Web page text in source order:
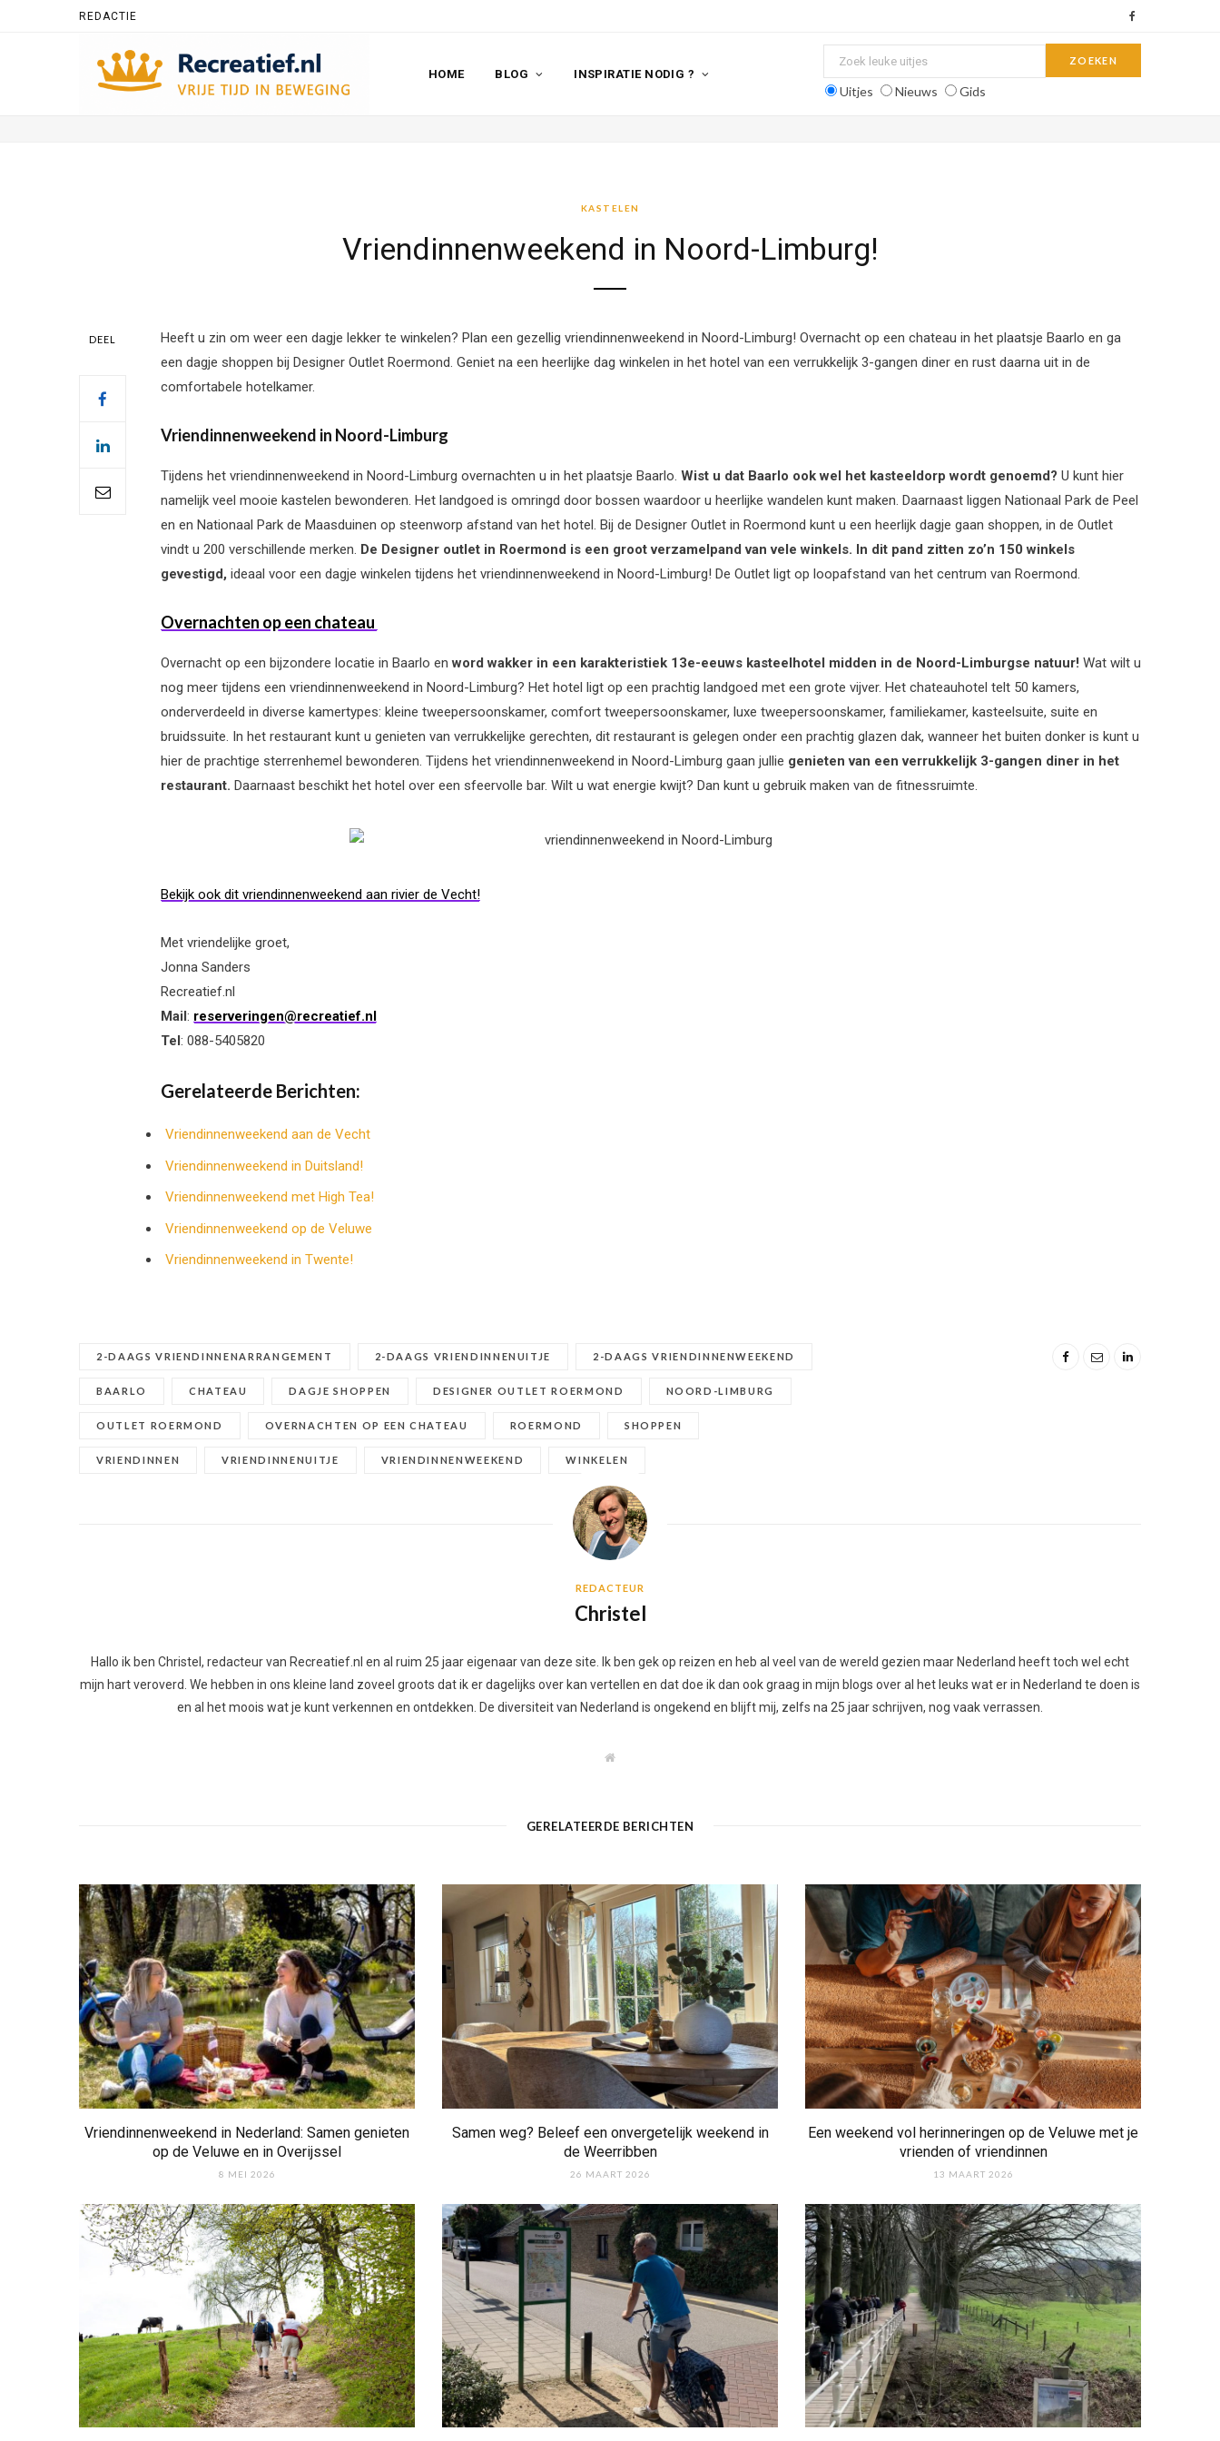
REDACTIE
c
HOME BLOG INSPIRATIE NODIG ?
Uitjes Nieuws Gids
KASTELEN
Vriendinnenweekend in Noord-Limburg!
DEEL
Heeft u zin om weer een dagje lekker te winkelen? Plan een gezellig vriendinnenweekend in Noord-Limburg! Overnacht op een chateau in het plaatsje Baarlo en ga
een dagje shoppen bij Designer Outlet Roermond. Geniet na een heerlijke dag winkelen in het hotel van een verrukkelijk 3-gangen diner en rust daarna uit in de
comfortabele hotelkamer.
Vriendinnenweekend in Noord-Limburg
Tijdens het vriendinnenweekend in Noord-Limburg overnachten u in het plaatsje Baarlo. Wist u dat Baarlo ook wel het kasteeldorp wordt genoemd? U kunt hier
namelijk veel mooie kastelen bewonderen. Het landgoed is omringd door bossen waardoor u heerlijke wandelen kunt maken. Daarnaast liggen Nationaal Park de Peel
en en Nationaal Park de Maasduinen op steenworp afstand van het hotel. Bij de Designer Outlet in Roermond kunt u een heerlijk dagje gaan shoppen, in de Outlet
vindt u 200 verschillende merken. De Designer outlet in Roermond is een groot verzamelpand van vele winkels. In dit pand zitten zo’n 150 winkels
gevestigd, ideaal voor een dagje winkelen tijdens het vriendinnenweekend in Noord-Limburg! De Outlet ligt op loopafstand van het centrum van Roermond.
Overnachten op een chateau
Overnacht op een bijzondere locatie in Baarlo en word wakker in een karakteristiek 13e-eeuws kasteelhotel midden in de Noord-Limburgse natuur! Wat wilt u
nog meer tijdens een vriendinnenweekend in Noord-Limburg? Het hotel ligt op een prachtig landgoed met een grote vijver. Het chateauhotel telt 50 kamers,
onderverdeeld in diverse kamertypes: kleine tweepersoonskamer, comfort tweepersoonskamer, luxe tweepersoonskamer, familiekamer, kasteelsuite, suite en
bruidssuite. In het restaurant kunt u genieten van verrukkelijke gerechten, dit restaurant is gelegen onder een prachtig glazen dak, wanneer het buiten donker is kunt u
hier de prachtige sterrenhemel bewonderen. Tijdens het vriendinnenweekend in Noord-Limburg gaan jullie genieten van een verrukkelijk 3-gangen diner in het
restaurant. Daarnaast beschikt het hotel over een sfeervolle bar. Wilt u wat energie kwijt? Dan kunt u gebruik maken van de fitnessruimte.
Bekijk ook dit vriendinnenweekend aan rivier de Vecht!
Met vriendelijke groet,
Jonna Sanders
Recreatief.nl
Mail : reserveringen@recreatief.nl
Tel : 088-5405820
Gerelateerde Berichten:
Vriendinnenweekend aan de Vecht
Vriendinnenweekend in Duitsland!
Vriendinnenweekend met High Tea!
Vriendinnenweekend op de Veluwe
Vriendinnenweekend in Twente!
2-DAAGS VRIENDINNENARRANGEMENT 2-DAAGS VRIENDINNENUITJE 2-DAAGS VRIENDINNENWEEKEND
BAARLO CHATEAU DAGJE SHOPPEN DESIGNER OUTLET ROERMOND NOORD-LIMBURG
OUTLET ROERMOND OVERNACHTEN OP EEN CHATEAU ROERMOND SHOPPEN
VRIENDINNEN VRIENDINNENUITJE VRIENDINNENWEEKEND WINKELEN
REDACTEUR
Christel
Hallo ik ben Christel, redacteur van Recreatief.nl en al ruim 25 jaar eigenaar van deze site. Ik ben gek op reizen en heb al veel van de wereld gezien maar Nederland heeft toch wel echt
mijn hart veroverd. We hebben in ons kleine land zoveel groots dat ik er dagelijks over kan vertellen en dat doe ik dan ook graag in mijn blogs over al het leuks wat er in Nederland te doen is
en al het moois wat je kunt verkennen en ontdekken. De diversiteit van Nederland is ongekend en blijft mij, zelfs na 25 jaar schrijven, nog vaak verrassen.
W
e
GERELATEERDE BERICHTEN
Vriendinnenweekend in Nederland: Samen genieten
op de Veluwe en in Overijssel
8 MEI 2026
Samen weg? Beleef een onvergetelijk weekend in
de Weerribben
26 MAART 2026
Een weekend vol herinneringen op de Veluwe met je
vrienden of vriendinnen
13 MAART 2026